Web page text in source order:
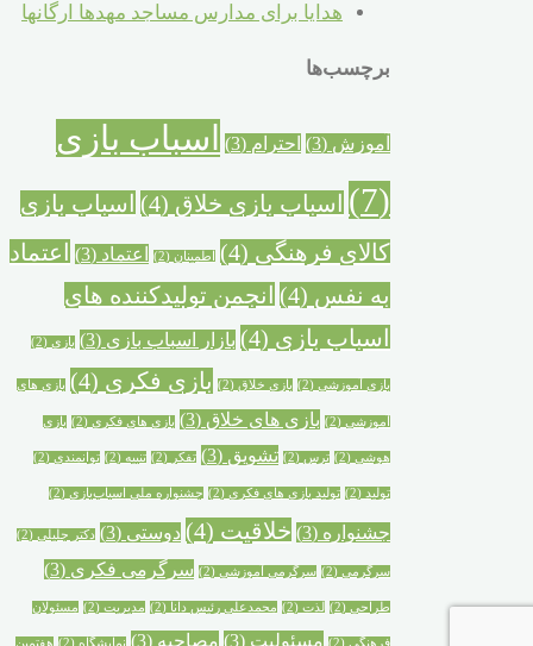
هدایا برای مدارس مساجد مهدها ارگانها
برچسب‌ها
آموزش (3) احترام (3)
اسباب بازی
(7)
اسباب بازی خلاق (4)
اسباب بازی
کالای فرهنگی (4) اطمینان (2) اعتماد (3)
اعتماد
به نفس (4)
انجمن تولیدکننده های
اسباب بازی (4) بازار اسباب بازی (3) بازی (2)
بازی آموزشی (2) بازی خلاق (2) بازی فکری (4) بازی های
آموزشی (2) بازی های خلاق (3) بازی های فکری (2) بازی
هوشی (2) ترس (2) تشویق (3) تفکر (2) تنبیه (2) توانمندی (2)
تولید (2) تولید بازی های فکری (2) جشنواره ملی اسباب‌بازی (2)
جشنواره‌ (3) خلاقیت (4) دوستی (3) دکتر جلیلی (2)
سرگرمی (2) سرگرمی آموزشی (2) سرگرمی فکری (3)
طراحی (2) لذت (2) محمدعلی رئیس دانا (2) مدیریت (2) مسئولان
فرهنگی (2) مسئولیت (3) مصاحبه (3) نمایشگاه (2) هفتمین